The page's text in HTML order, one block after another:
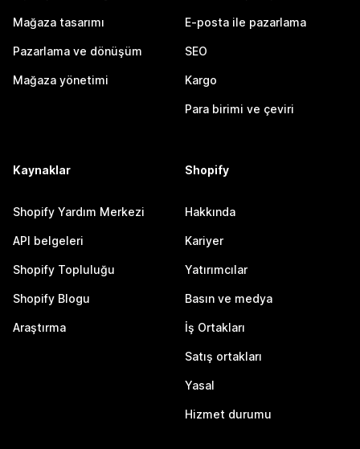
Mağaza tasarımı
Pazarlama ve dönüşüm
Mağaza yönetimi
E-posta ile pazarlama
SEO
Kargo
Para birimi ve çeviri
Kaynaklar
Shopify Yardım Merkezi
API belgeleri
Shopify Topluluğu
Shopify Blogu
Araştırma
Shopify
Hakkında
Kariyer
Yatırımcılar
Basın ve medya
İş Ortakları
Satış ortakları
Yasal
Hizmet durumu